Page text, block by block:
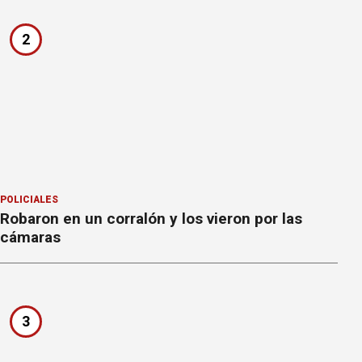
2
POLICIALES
Robaron en un corralón y los vieron por las
cámaras
3